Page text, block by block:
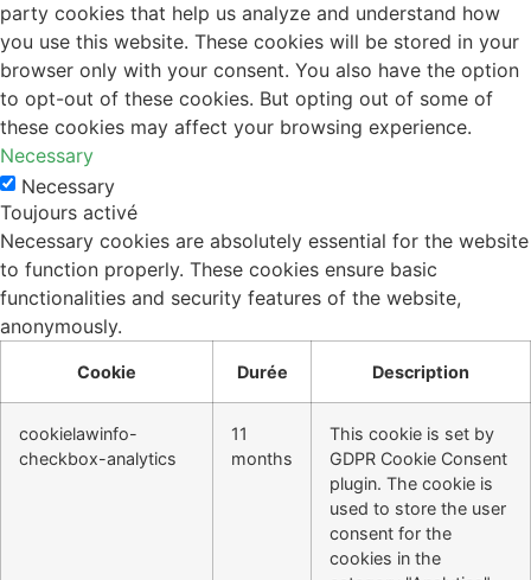
party cookies that help us analyze and understand how
you use this website. These cookies will be stored in your
browser only with your consent. You also have the option
to opt-out of these cookies. But opting out of some of
these cookies may affect your browsing experience.
Necessary
Necessary
Toujours activé
Necessary cookies are absolutely essential for the website
to function properly. These cookies ensure basic
functionalities and security features of the website,
anonymously.
Cookie Durée Description
cookielawinfo-
checkbox-analytics
11
months
This cookie is set by
GDPR Cookie Consent
plugin. The cookie is
used to store the user
consent for the
cookies in the